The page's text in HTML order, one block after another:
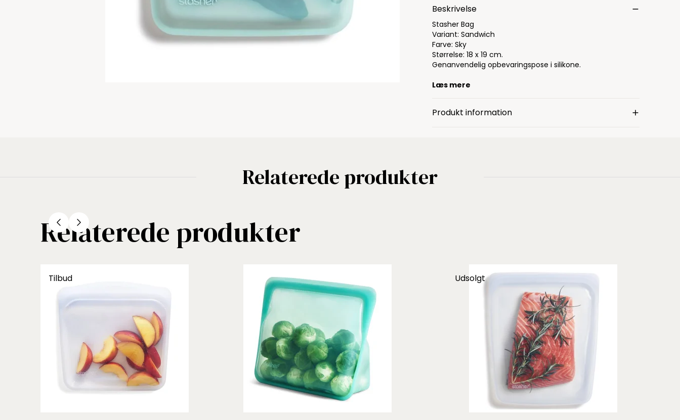
Beskrivelse
Stasher Bag
Variant: Sandwich
Farve: Sky
Størrelse: 18 x 19 cm.
Genanvendelig opbevaringspose i silikone.
Læs mere
Produkt information
Relaterede produkter
Relaterede produkter
Tilbud Udsolgt